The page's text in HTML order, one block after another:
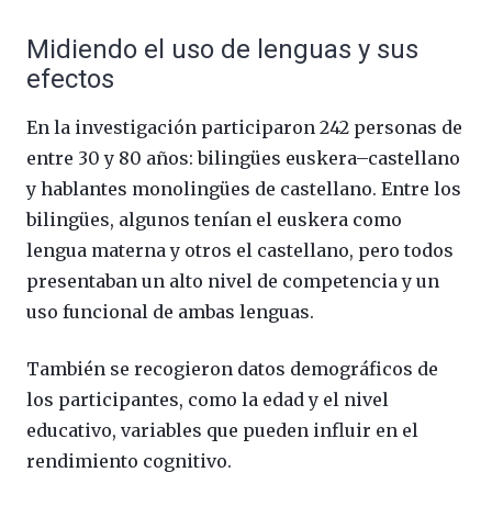
Midiendo el uso de lenguas y sus
efectos
En la investigación participaron 242 personas de
entre 30 y 80 años: bilingües euskera–castellano
y hablantes monolingües de castellano. Entre los
bilingües, algunos tenían el euskera como
lengua materna y otros el castellano, pero todos
presentaban un alto nivel de competencia y un
uso funcional de ambas lenguas.
También se recogieron datos demográficos de
los participantes, como la edad y el nivel
educativo, variables que pueden influir en el
rendimiento cognitivo.